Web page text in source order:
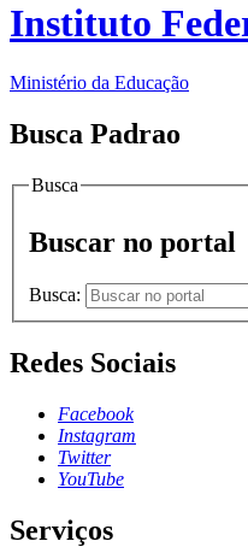
Instituto
Ministério da Educação
Busca Padrao
Busca
Buscar no portal
Busca:
Redes Sociais
Facebook
Instagram
Twitter
YouTube
Serviços